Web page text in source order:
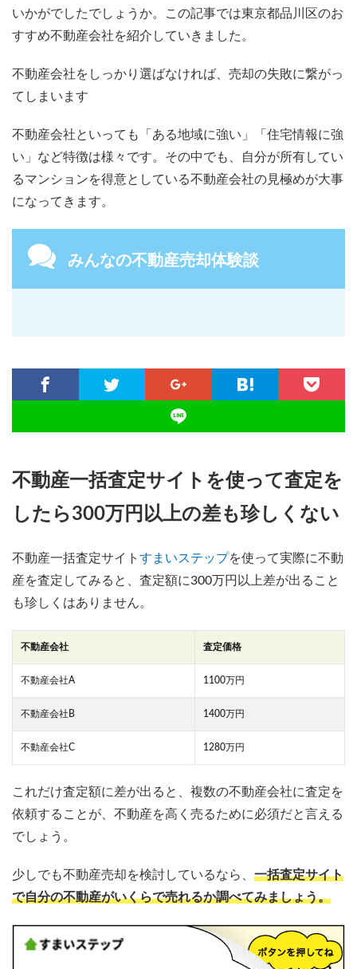
いかがでしたでしょうか。この記事では東京都品川区のお
すすめ不動産会社を紹介していきました。
不動産会社をしっかり選ばなければ、売却の失敗に繋がっ
てしまいます
不動産会社といっても「ある地域に強い」「住宅情報に強
い」など特徴は様々です。その中でも、自分が所有してい
るマンションを得意としている不動産会社の見極めが大事
になってきます。
みんなの不動産売却体験談
不動産一括査定サイトを使って査定を
したら300万円以上の差も珍しくない
不動産一括査定サイト すまいステップを使って実際に不動
産を査定してみると、査定額に300万円以上差が出ること
も珍しくはありません。
不動産会社 査定価格
不動産会社A 1100万円
不動産会社B 1400万円
不動産会社C 1280万円
これだけ査定額に差が出ると、複数の不動産会社に査定を
依頼することが、不動産を高く売るために必須だと言える
でしょう。
少しでも不動産売却を検討しているなら、 一括査定サイト
で自分の不動産がいくらで売れるか調べてみましょう。